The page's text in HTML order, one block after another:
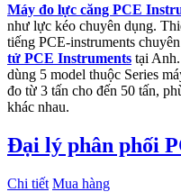
Máy đo lực căng PCE
như lực kéo chuyên dụng.
tiếng PCE-instruments
tử PCE Instruments tại
dùng 5 model thuộc Series
đo từ 3 tấn cho đến 50 tấn,
khác nhau.
Đại lý phân phối
Chi tiết Mua hàng